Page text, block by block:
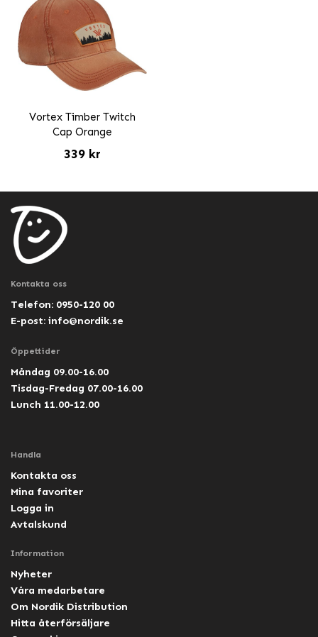
Vortex Timber Twitch
Cap Orange
339 kr
Kontakta oss
Telefon: 0950-120 00
E-post: info@nordik.se
Öppettider
Måndag 09.00-16.00
Tisdag-Fredag 07.00-16.00
Lunch 11.00-12.00
Handla
Kontakta oss
Mina favoriter
Logga in
Avtalskund
Information
Nyheter
Våra medarbetare
Om Nordik Distribution
Hitta återförsäljare